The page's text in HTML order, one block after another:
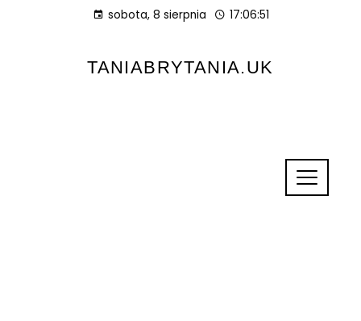
sobota, 8 sierpnia 17:06:51
TANIABRYTANIA.UK